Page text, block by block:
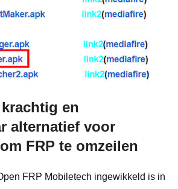
en
alternatief voor
FRP te omzeilen
FRP Mobiletech ingewikkeld is in